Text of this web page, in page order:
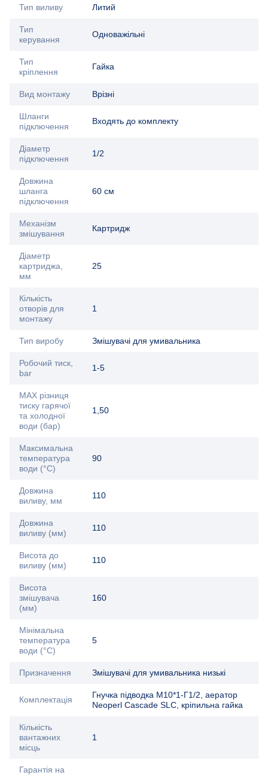
Тип виливу Литий
Тип
керування
Одноважільні
Тип
кріплення
Гайка
Вид монтажу Врізні
Шланги
підключення
Входять до комплекту
Діаметр
підключення
1/2
Довжина
шланга
підключення
60 см
Механізм
змішування
Картридж
Діаметр
картриджа,
мм
25
Кількість
отворів для
монтажу
1
Тип виробу Змішувачі для умивальника
Робочий тиск,
bar
1-5
MAX різниця
тиску гарячої
та холодної
води (бар)
1,50
Максимальна
температура
води (°C)
90
Довжина
виливу, мм
110
Довжина
виливу (мм)
110
Висота до
виливу (мм)
110
Висота
змішувача
(мм)
160
Мінімальна
температура
води (°C)
5
Призначення Змішувачі для умивальника низькі
Комплектація
Гнучка підводка М10*1-Г1/2, аератор
Neoperl Cascade SLC, кріпильна гайка
Кількість
вантажних
місць
1
Гарантія на